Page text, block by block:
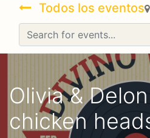
Todos los eventos
Olivia &
chicken